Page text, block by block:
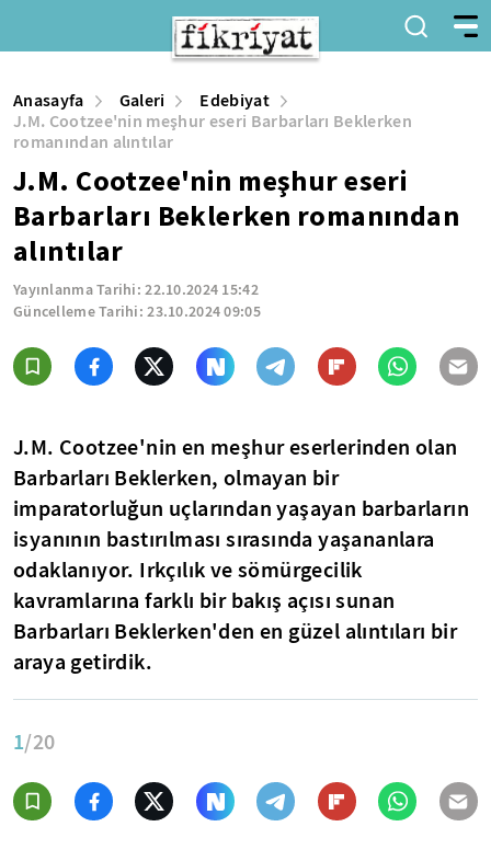
Anasayfa Galeri
Edebiyat
J.M. Cootzee'nin meşhur eseri Barbarları Beklerken
romanından alıntılar
J.M. Cootzee'nin meşhur eseri
Barbarları Beklerken romanından
alıntılar
Yayınlanma Tarihi:22.10.2024 15:42
Güncelleme Tarihi:23.10.2024 09:05
J.M. Cootzee'nin en meşhur eserlerinden olan
Barbarları Beklerken, olmayan bir
imparatorluğun uçlarından yaşayan barbarların
isyanının bastırılması sırasında yaşananlara
odaklanıyor. Irkçılık ve sömürgecilik
kavramlarına farklı bir bakış açısı sunan
Barbarları Beklerken'den en güzel alıntıları bir
araya getirdik.
1/20